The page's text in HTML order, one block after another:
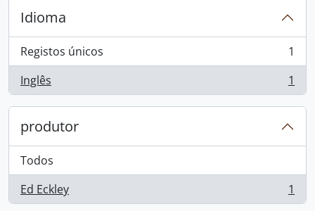
Idioma
Registos únicos
, 1 resultados
1
Inglês
, 1 resultados 1
produtor
Todos
Ed Eckley
, 1 resultados 1